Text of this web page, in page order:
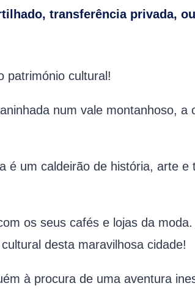
transferência privada,
património cultural!
num vale montanhoso, a
é um caldeirão de história, arte e
os seus cafés e lojas da
desta maravilhosa cidade!
à procura de uma aventura